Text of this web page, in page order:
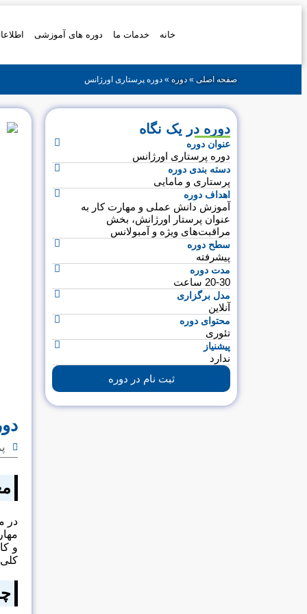
خانه خدمات ما دوره های آموزشی
صفحه اصلی » دوره » دوره پرستاری اورژانس
دوره در یک نگاه
عنوان دوره
دوره پرستاری اورژانس
دسته‌ بندی دوره
پرستاری و مامایی
اهداف دوره
آموزش دانش عملی و مهارت کار به
عنوان پرستار اورژانش، بخش
مراقبت‌های ویژه و آمبولانس
سطح دوره
پیشرفته
مدت دوره
20-30 ساعت
مدل برگزاری
آنلاین
محتوای دوره
تئوری
پیشنیاز
ندارد
ثبت نام در دوره
در
و
کلی